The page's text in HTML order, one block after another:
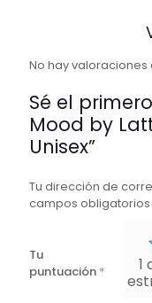
No hay valoraciones
Sé el
Mood by
Unisex”
Tu dirección de
campos
Tu
puntuación *
1